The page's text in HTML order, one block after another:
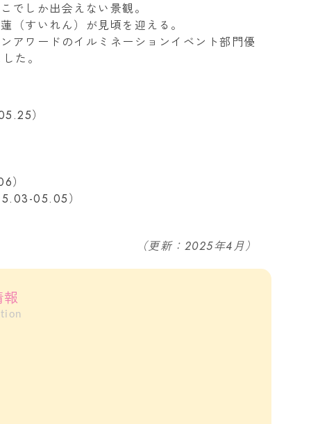
でしか出会えない景観。
（すいれん）が見頃を迎える。
アワードのイルミネーションイベント部門優
た。
）
）
05.05）
（更新：2025年4月）